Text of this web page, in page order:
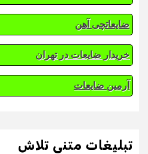
ضایعاتچی آهن
خریدار ضایعات در تهران
آرمین ضایعات
تبلیغات متنی تلاش